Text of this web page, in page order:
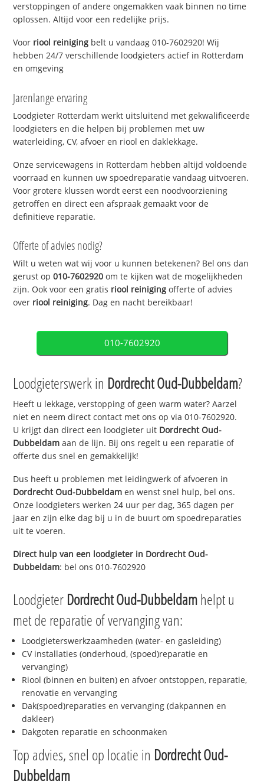
verstoppingen of andere ongemakken vaak binnen no time
oplossen. Altijd voor een redelijke prijs.
Voor riool reiniging belt u vandaag 010-7602920! Wij
hebben 24/7 verschillende loodgieters actief in Rotterdam
en omgeving
Jarenlange ervaring
Loodgieter Rotterdam werkt uitsluitend met gekwalificeerde
loodgieters en die helpen bij problemen met uw
waterleiding, CV, afvoer en riool en daklekkage.
Onze servicewagens in Rotterdam hebben altijd voldoende
voorraad en kunnen uw spoedreparatie vandaag uitvoeren.
Voor grotere klussen wordt eerst een noodvoorziening
getroffen en direct een afspraak gemaakt voor de
definitieve reparatie.
Offerte of advies nodig?
Wilt u weten wat wij voor u kunnen betekenen? Bel ons dan
gerust op010-7602920 om te kijken wat de mogelijkheden
zijn. Ook voor een gratis riool reiniging offerte of advies
over riool reiniging. Dag en nacht bereikbaar!
010-7602920
Loodgieterswerk in Dordrecht Oud-Dubbeldam?
Heeft u lekkage, verstopping of geen warm water? Aarzel
niet en neem direct contact met ons op via 010-7602920.
U krijgt dan direct een loodgieter uit Dordrecht Oud-
Dubbeldam aan de lijn. Bij ons regelt u een reparatie of
offerte dus snel en gemakkelijk!
Dus heeft u problemen met leidingwerk of afvoeren in
Dordrecht Oud-Dubbeldam en wenst snel hulp, bel ons.
Onze loodgieters werken 24 uur per dag, 365 dagen per
jaar en zijn elke dag bij u in de buurt om spoedreparaties
uit te voeren.
Direct hulp van een loodgieter in Dordrecht Oud-
Dubbeldam: bel ons 010-7602920
Loodgieter Dordrecht Oud-Dubbeldamhelpt u
met de reparatie of vervanging van:
Loodgieterswerkzaamheden (water- en gasleiding)
CV installaties (onderhoud, (spoed)reparatie en
vervanging)
Riool (binnen en buiten) en afvoer ontstoppen, reparatie,
renovatie en vervanging
Dak(spoed)reparaties en vervanging (dakpannen en
dakleer)
Dakgoten reparatie en schoonmaken
Top advies, snel op locatie in Dordrecht Oud-
Dubbeldam